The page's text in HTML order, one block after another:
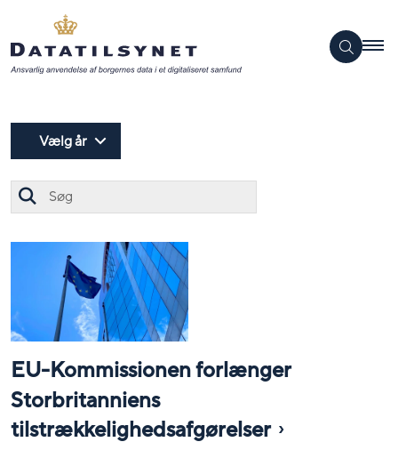
Vælg år
EU-Kommissionen forlænger
Storbritanniens
tilstrækkelighedsafgørelser